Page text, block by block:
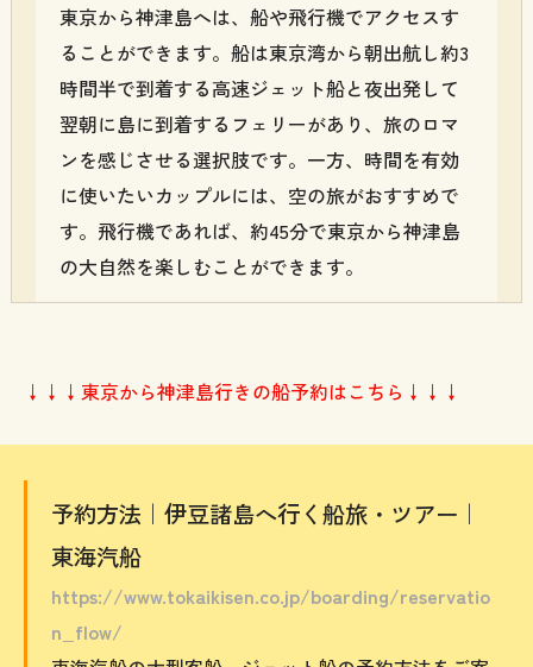
東京から神津島へは、船や飛行機でアクセスす
ることができます。船は東京湾から朝出航し約3
時間半で到着する高速ジェット船と夜出発して
翌朝に島に到着するフェリーがあり、旅のロマ
ンを感じさせる選択肢です。一方、時間を有効
に使いたいカップルには、空の旅がおすすめで
す。飛行機であれば、約45分で東京から神津島
の大自然を楽しむことができます。
↓↓↓東京から神津島行きの船予約はこちら↓↓↓
予約方法｜伊豆諸島へ行く船旅・ツアー｜
東海汽船
https://www.tokaikisen.co.jp/boarding/reservatio
n_flow/